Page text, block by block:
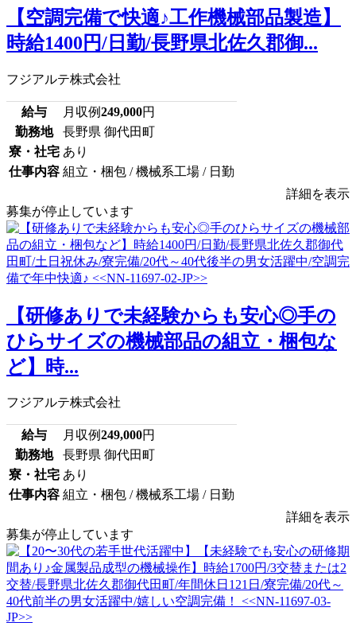
【空調完備で快適♪工作機械部品製造】
時給1400円/日勤/長野県北佐久郡御...
フジアルテ株式会社
給与 月収例249,000円
勤務地
長野県 御代田町
寮・社宅 あり
仕事内容 組立・梱包 / 機械系工場 / 日勤
詳細を表示
募集が停止しています
【研修ありで未経験からも安心◎手の
ひらサイズの機械部品の組立・梱包な
ど】時...
フジアルテ株式会社
給与 月収例249,000円
勤務地
長野県 御代田町
寮・社宅 あり
仕事内容 組立・梱包 / 機械系工場 / 日勤
詳細を表示
募集が停止しています